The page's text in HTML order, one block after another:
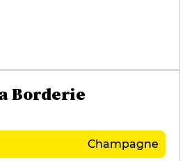
Borderie
Champagne